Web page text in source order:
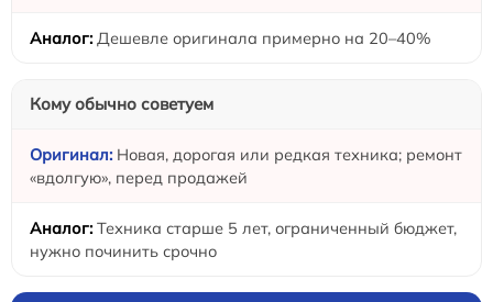
Дешевле оригинала примерно на 20–40%
Кому обычно советуем
Новая, дорогая или редкая техника; ремонт
«вдолгую», перед продажей
Техника старше 5 лет, ограниченный бюджет,
нужно починить срочно